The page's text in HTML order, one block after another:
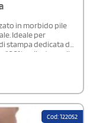
in morbido pile
Ideale per
stampa dedicata di
poliestere, pile
Cod: 122052